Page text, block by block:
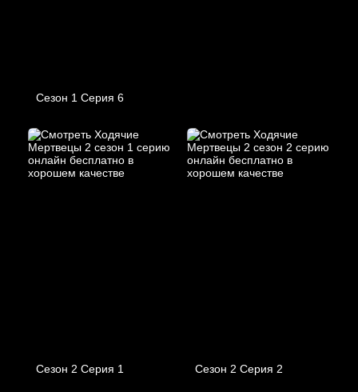
Сезон 1 Серия 6
Сезон 2 Серия 1 Сезон 2 Серия 2